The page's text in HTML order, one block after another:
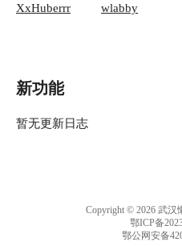
XxHuberrr wlabby
新功能
暂无更新日志
Copyright © 2026 武汉
鄂ICP备
鄂公网安备